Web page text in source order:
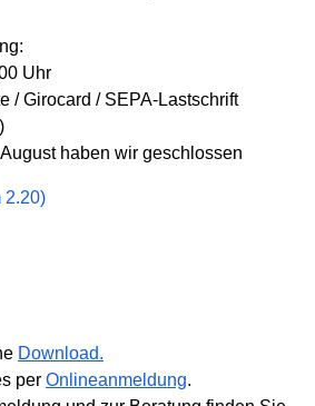
Uhr
/ Girocard / SEPA-Lastschrift
haben wir geschlossen
2.20)
Download.
per Onlineanmeldung.